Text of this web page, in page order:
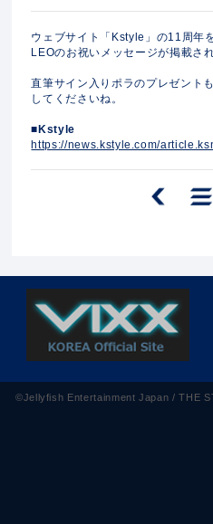
ウェブサイト「Kstyle」の11周年
LEOのお祝いメッセージが掲載さ
直筆サイン入りポラのプレゼント
してくださいね。
■Kstyle
https://news.kstyle.com/
©Jellyfish Entertainment Japan / THE